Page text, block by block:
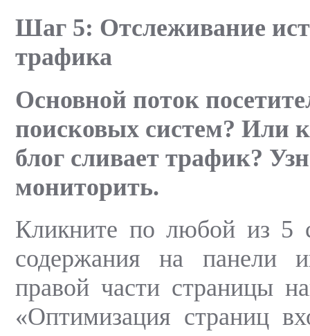
Шаг 5: Отслеживание
трафика
Основной поток
поисковых систем? Или
блог сливает трафик?
мониторить.
Кликните по любой из 5
содержания на панели
правой части страницы
«Оптимизация страниц